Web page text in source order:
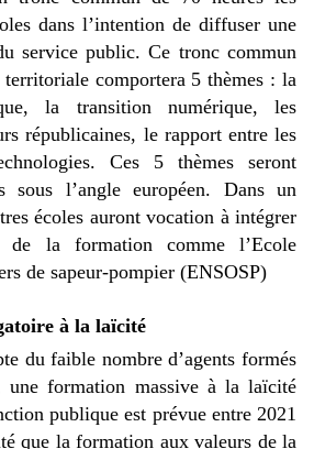
dans l’intention de diffuser une
service public. Ce tronc commun
territoriale comportera 5 thèmes : la
la transition numérique, les
républicaines, le rapport entre les
Ces 5 thèmes seront
sous l’angle européen.
Dans un
écoles auront vocation à intégrer
la formation comme l’Ecole
de sapeur-pompier (ENSOSP)
à la laïcité
du faible nombre d’agents formés
une formation massive à la laïcité
publique est prévue entre 2021
que la formation aux valeurs de la